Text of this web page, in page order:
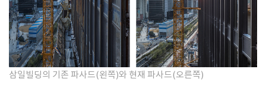
삼일빌딩의 기존 파사드(왼쪽)와 현재 파사드(오른쪽)